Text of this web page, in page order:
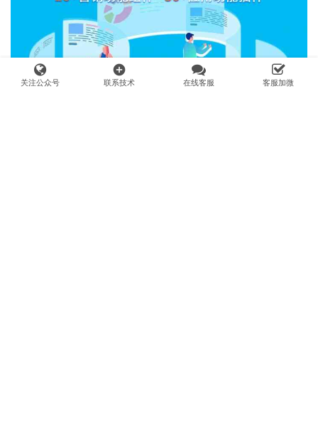
关注公众号
add_circle
联系技术 在线客服 客服加微